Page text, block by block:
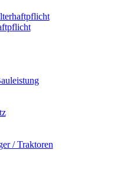
/ Traktoren